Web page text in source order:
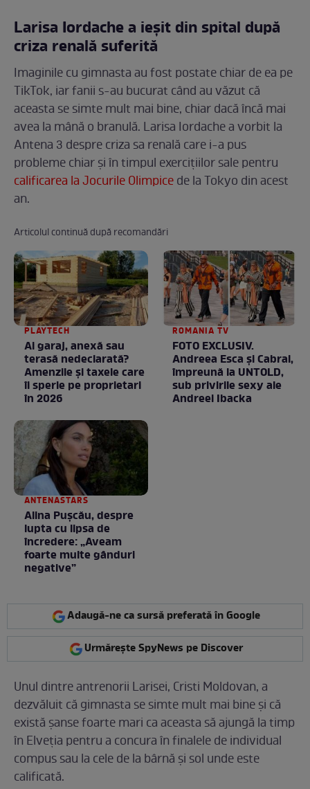
Larisa Iordache a ieșit din spital după
criza renală suferită
Imaginile cu gimnasta au fost postate chiar de ea pe
TikTok, iar fanii s-au bucurat când au văzut că
aceasta se simte mult mai bine, chiar dacă încă mai
avea la mână o branulă. Larisa Iordache a vorbit la
Antena 3 despre criza sa renală care i-a pus
probleme chiar și în timpul exercițiilor sale pentru
calificarea la Jocurile Olimpicede la Tokyo din acest
an.
Articolul continuă după recomandări
PLAYTECH
Ai garaj, anexă sau
terasă nedeclarată?
Amenzile și taxele care
îi sperie pe proprietari
în 2026
ROMANIA TV
FOTO EXCLUSIV.
Andreea Esca şi Cabral,
împreună la UNTOLD,
sub privirile sexy ale
Andreei Ibacka
ANTENASTARS
Alina Pușcău, despre
lupta cu lipsa de
încredere: „Aveam
foarte multe gânduri
negative”
Adaugă-ne ca sursă preferată în Google
Urmărește SpyNews pe Discover
Unul dintre antrenorii Larisei, Cristi Moldovan, a
dezvăluit că gimnasta se simte mult mai bine și că
există șanse foarte mari ca aceasta să ajungă la timp
în Elveția pentru a concura în finalele de individual
compus sau la cele de la bârnă și sol unde este
calificată.